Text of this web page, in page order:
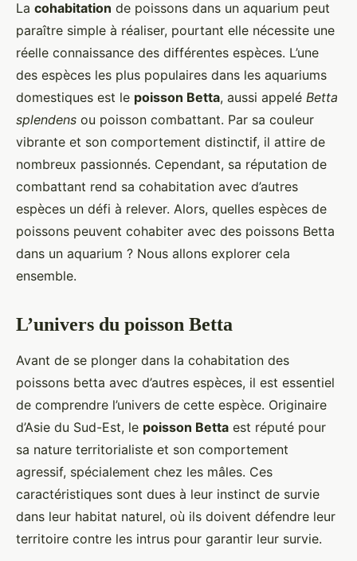
La cohabitation de poissons dans un aquarium peut
paraître simple à réaliser, pourtant elle nécessite une
réelle connaissance des différentes espèces. L’une
des espèces les plus populaires dans les aquariums
domestiques est le poisson Betta, aussi appelé Betta
splendens ou poisson combattant. Par sa couleur
vibrante et son comportement distinctif, il attire de
nombreux passionnés. Cependant, sa réputation de
combattant rend sa cohabitation avec d’autres
espèces un défi à relever. Alors, quelles espèces de
poissons peuvent cohabiter avec des poissons Betta
dans un aquarium ? Nous allons explorer cela
ensemble.
L’univers du poisson Betta
Avant de se plonger dans la cohabitation des
poissons betta avec d’autres espèces, il est essentiel
de comprendre l’univers de cette espèce. Originaire
d’Asie du Sud-Est, le poisson Betta est réputé pour
sa nature territorialiste et son comportement
agressif, spécialement chez les mâles. Ces
caractéristiques sont dues à leur instinct de survie
dans leur habitat naturel, où ils doivent défendre leur
territoire contre les intrus pour garantir leur survie.